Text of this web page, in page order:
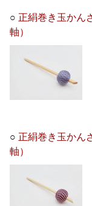
○ 正絹巻き玉かん
軸）
○ 正絹巻き玉かん
軸）